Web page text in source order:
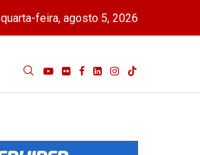
quarta-feira, agosto 5, 2026